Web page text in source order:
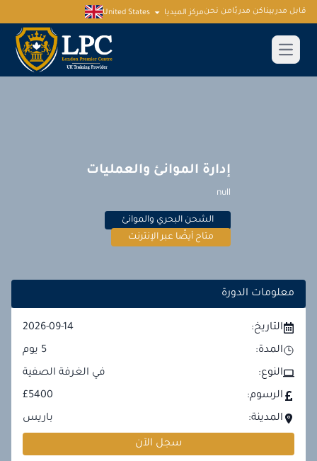
قابل مدربيناكن مدربًامن نحنمركز الميديا United States
إدارة الموانئ والعمليات
null
الشحن البحري والموانئ
متاح أيضًا عبر الإنترنت
معلومات الدورة
التاريخ:
2026-09-14
المدة:
5 يوم
النوع:
في الغرفة الصفية
الرسوم:
£5400
المدينة:
باريس
سجل الآن